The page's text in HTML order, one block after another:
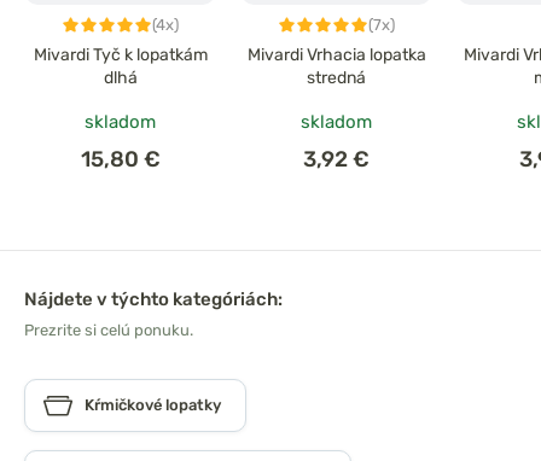
(4x)
Mivardi Tyč k lopatkám
dlhá
skladom
15,80 €
(7x)
Mivardi Vrhacia lopatka
stredná
skladom
3,92 €
Mivardi
Nájdete v týchto kategóriách:
Prezrite si celú ponuku.
Kŕmičkové lopatky